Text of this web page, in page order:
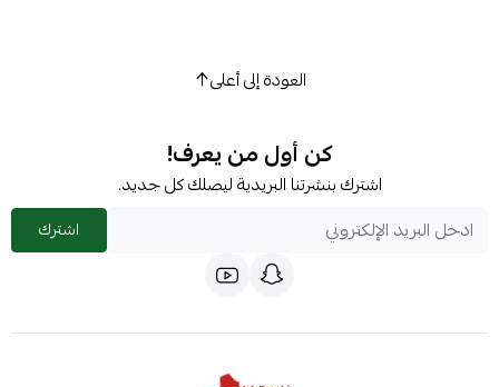
العودة إلى أعلى
كن أول من يعرف!
اشترك بنشرتنا البريدية ليصلك كل جديد.
اشترك